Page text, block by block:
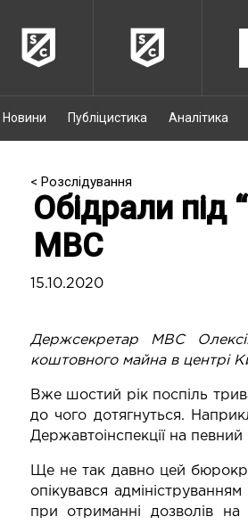
Новини Публіцистика Аналітика
< Розслідування
Обідрали під
МВС
15.10.2020
Держсекретар МВС
коштовного майна в центрі
Вже шостий рік поспіль
до чого дотягнуться.
Державтоінспекції на
Ще не так давно цей
опікувався
при отриманні дозволів